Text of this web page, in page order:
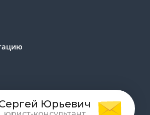
данных
Юрьевич 1
Я дежурный
сайта,